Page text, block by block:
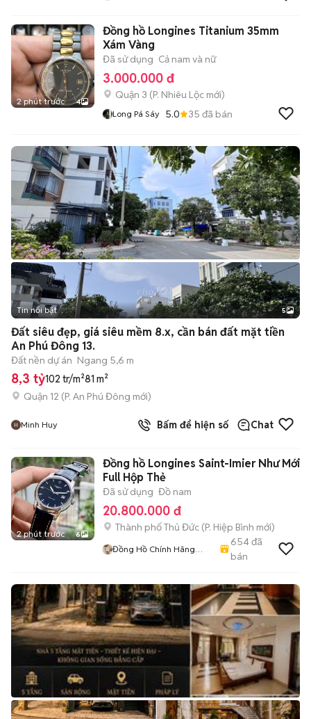
2 phút trước 4
Đồng hồ Longines Titanium 35mm
Xám Vàng
Đã sử dụng Cả nam và nữ
3.000.000 đ
Quận 3 (P. Nhiêu Lộc mới)
Long Pá Sáy 5.0 35 đã bán
Tin nổi bật 5
Đất siêu đẹp, giá siêu mềm 8.x, cần bán đất mặt tiền
An Phú Đông 13.
Đất nền dự án Ngang 5,6 m
8,3 tỷ102 tr/m²81 m²
Quận 12 (P. An Phú Đông mới)
Minh Huy Bấm để hiện số Chat
2 phút trước 6
Đồng hồ Longines Saint-Imier Như Mới
Full Hộp Thẻ
Đã sử dụng Đồ nam
20.800.000 đ
Thành phố Thủ Đức (P. Hiệp Bình mới)
Đồng Hồ Chính Hãng
654đã
bán